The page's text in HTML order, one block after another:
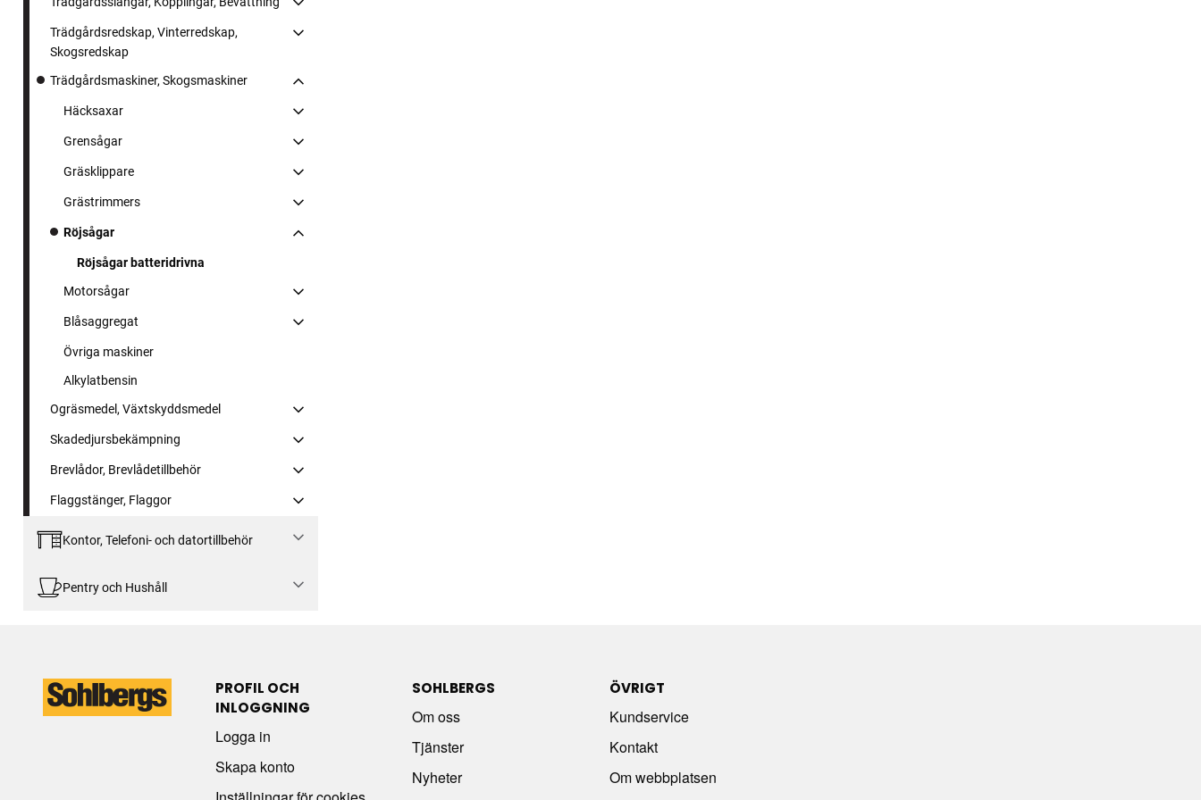
Trädgårdsredskap, Vinterredskap,
Skogsredskap
Trädgårdsmaskiner, Skogsmaskiner
Häcksaxar
Grensågar
Gräsklippare
Grästrimmers
Röjsågar
Röjsågar batteridrivna
Motorsågar
Blåsaggregat
Övriga maskiner
Alkylatbensin
Ogräsmedel, Växtskyddsmedel
Skadedjursbekämpning
Brevlådor, Brevlådetillbehör
Flaggstänger, Flaggor
Kontor, Telefoni- och datortillbehör
Pentry och Hushåll
PROFIL OCH
INLOGGNING
Logga in
Skapa konto
SOHLBERGS
Om oss
Tjänster
Nyheter
ÖVRIGT
Kundservice
Kontakt
Om webbplatsen